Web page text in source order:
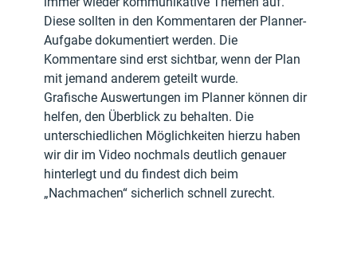
Diese sollten in den Kommentaren der Planner-
Aufgabe dokumentiert werden. Die
Kommentare sind erst sichtbar, wenn der Plan
mit jemand anderem geteilt wurde.
Grafische Auswertungen im Planner können dir
helfen, den Überblick zu behalten. Die
unterschiedlichen Möglichkeiten hierzu haben
wir dir im Video nochmals deutlich genauer
hinterlegt und du findest dich beim
„Nachmachen“ sicherlich schnell zurecht.